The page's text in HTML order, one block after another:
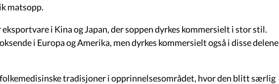
matsopp.
i Kina og Japan, der soppen dyrkes kommersielt i stor stil.
i Europa og Amerika, men dyrkes kommersielt også i disse delene
folkemedisinske tradisjoner i opprinnelsesområdet, hvor den blitt særlig